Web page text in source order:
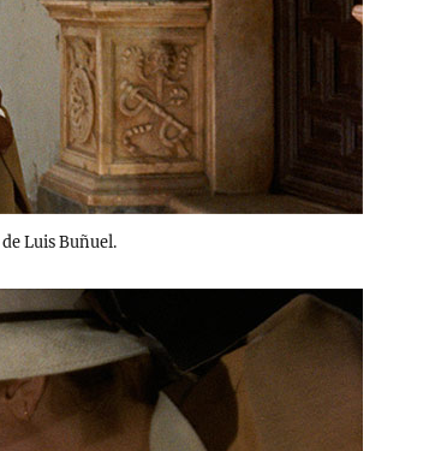
de Luis Buñuel.